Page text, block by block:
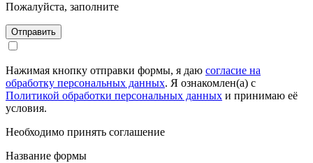
Пожалуйста, заполните
Отправить
Нажимая кнопку отправки формы, я даю согласие на
обработку персональных данных. Я ознакомлен(а) с
Политикой обработки персональных данных и принимаю её
условия.
Необходимо принять соглашение
Название формы